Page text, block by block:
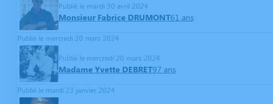
Publié le mardi 30 avril 2024
Monsieur Fabrice DRUMONT61 ans
Publié le mercredi 20 mars 2024
Publié le mercredi 20 mars 2024
Madame Yvette DEBRET97 ans
Publié le mardi 23 janvier 2024